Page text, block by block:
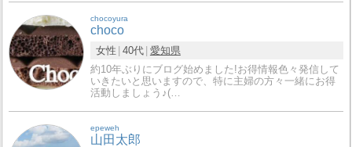
chocoyura
choco
女性 40代 愛知県
約10年ぶりにブログ始めました!お得情報色々発信して
いきたいと思いますので、特に主婦の方々一緒にお得
活動しましょう♪(…
epeweh
山田太郎